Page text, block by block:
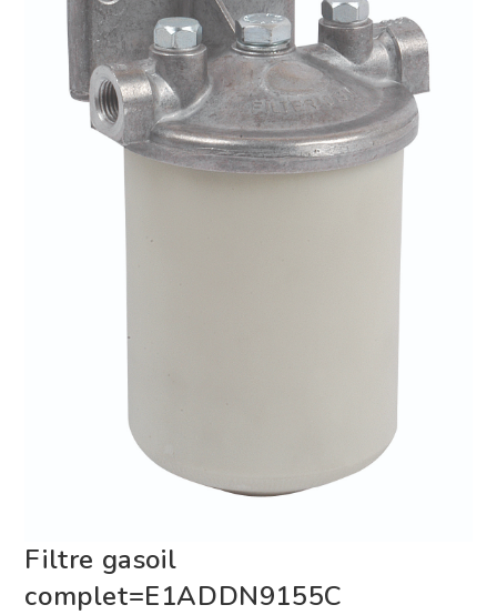
Filtre gasoil
complet=E1ADDN9155C